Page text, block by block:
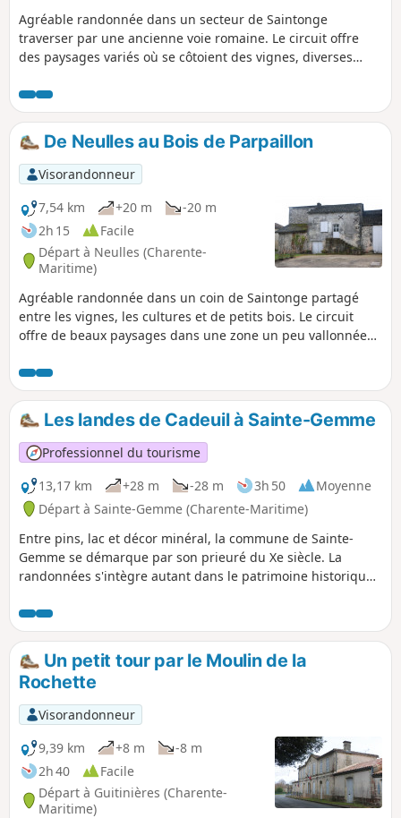
Agréable randonnée dans un secteur de Saintonge
traverser par une ancienne voie romaine. Le circuit offre
des paysages variés où se côtoient des vignes, diverses
exemples du patrimoine bâti, comme d'anciennes fermes
charentaises.
De Neulles au Bois de Parpaillon
Visorandonneur
7,54 km
+20 m
-20 m
2h 15
Facile
Départ à Neulles (Charente-
Maritime)
Agréable randonnée dans un coin de Saintonge partagé
entre les vignes, les cultures et de petits bois. Le circuit
offre de beaux paysages dans une zone un peu vallonnée
plusieurs reprises dont une fois à gué. Circuit modifié le 16
septembre 2023 *. Voir informations pratiques.
Les landes de Cadeuil à Sainte-Gemme
Professionnel du tourisme
13,17 km
+28 m -28 m 3h 50
Moyenne
Départ à Sainte-Gemme (Charente-Maritime)
Entre pins, lac et décor minéral, la commune de Sainte-
Gemme se démarque par son prieuré du Xe siècle. La
randonnées s'intègre autant dans le patrimoine historique
Un petit tour par le Moulin de la
Rochette
Visorandonneur
9,39 km
+8 m
-8 m
2h 40
Facile
Départ à Guitinières (Charente-
Maritime)